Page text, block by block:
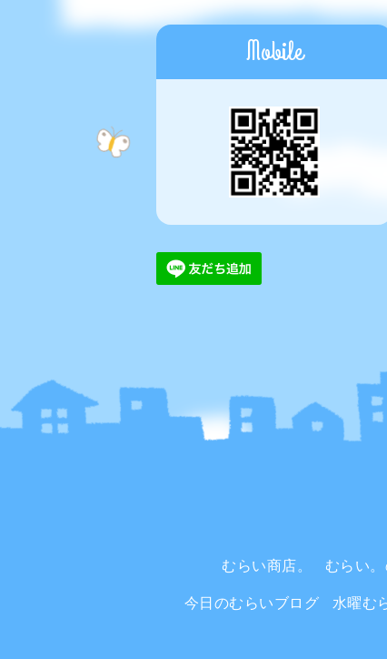
Mobile
むらい商店。 むらい。
今日のむらいブログ 水曜む